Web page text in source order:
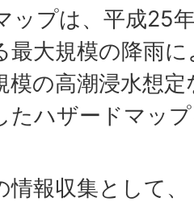
ップは、平成25
最大規模の降雨
模の高潮浸水想
たハザードマッ
情報収集として